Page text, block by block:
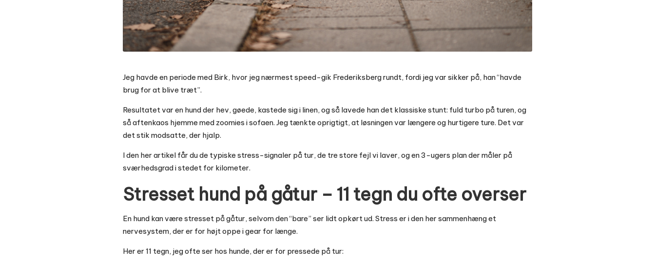
Jeg havde en periode med Birk, hvor jeg nærmest speed-gik Frederiksberg rundt, fordi jeg var sikker på, han “havde
brug for at blive træt”.
Resultatet var en hund der hev, gøede, kastede sig i linen, og så lavede han det klassiske stunt: fuld turbo på turen, og
så aftenkaos hjemme med zoomies i sofaen. Jeg tænkte oprigtigt, at løsningen var længere og hurtigere ture. Det var
det stik modsatte, der hjalp.
I den her artikel får du de typiske stress-signaler på tur, de tre store fejl vi laver, og en 3-ugers plan der måler på
sværhedsgrad i stedet for kilometer.
Stresset hund på gåtur – 11 tegn du ofte overser
En hund kan være stresset på gåtur, selvom den “bare” ser lidt opkørt ud. Stress er i den her sammenhæng et
nervesystem, der er for højt oppe i gear for længe.
Her er 11 tegn, jeg ofte ser hos hunde, der er for pressede på tur: